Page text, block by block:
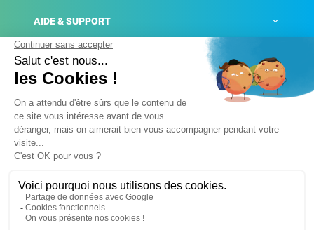
AIDE & SUPPORT
ACTUALITÉS
Mentions légales
Conditions générales de ventes
Plateforme de signalement